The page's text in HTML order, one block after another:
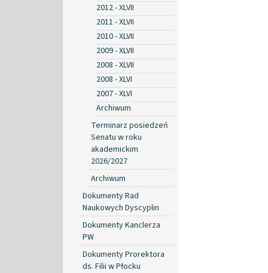
2012 - XLVII
2011 - XLVII
2010 - XLVII
2009 - XLVII
2008 - XLVII
2008 - XLVI
2007 - XLVI
Archiwum
Terminarz posiedzeń
Senatu w roku
akademickim
2026/2027
Archiwum
Dokumenty Rad
Naukowych Dyscyplin
Dokumenty Kanclerza
PW
Dokumenty Prorektora
ds. Filii w Płocku